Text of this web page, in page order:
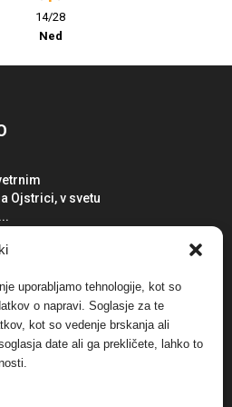
uporabljamo tehnologije, kot so
o napravi. Soglasje za te
kot so vedenje brskanja ali
date ali ga prekličete, lahko to
14/28
Ned
Ojstrici, v svetu
2018
cvetličarskega